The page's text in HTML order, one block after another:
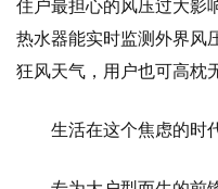
住户最担心的风压过大影
热水器能实时监测外界风
狂风天气，用户也可高枕
生活在这个焦虑的时